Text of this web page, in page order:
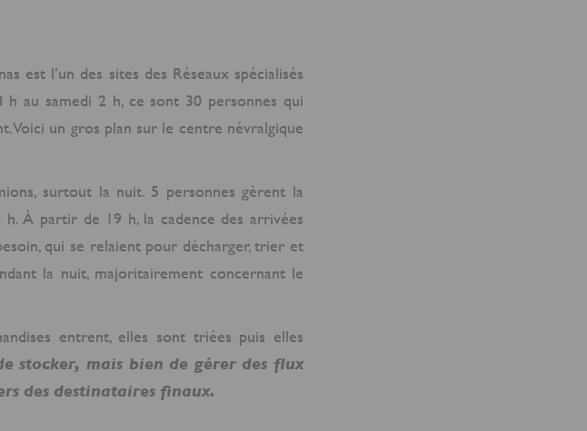
est l’un des sites des Réseaux spécialisés
h au samedi 2 h, ce sont 30 personnes qui
Voici un gros plan sur le centre névralgique
surtout la nuit. 5 personnes gèrent la
À partir de 19 h, la cadence des arrivées
qui se relaient pour décharger, trier et
la nuit, majoritairement concernant le
entrent, elles sont triées puis elles
stocker, mais bien de gérer des flux
des destinataires finaux.